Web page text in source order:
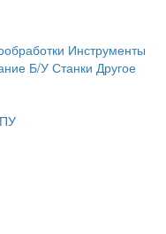
Инструменты
Б/У Станки Другое